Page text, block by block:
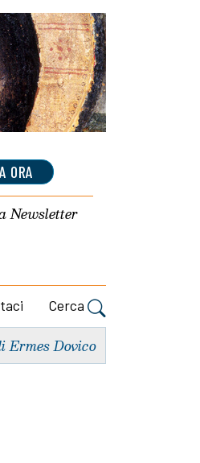
ORA
Newsletter
Cerca
Ermes Dovico